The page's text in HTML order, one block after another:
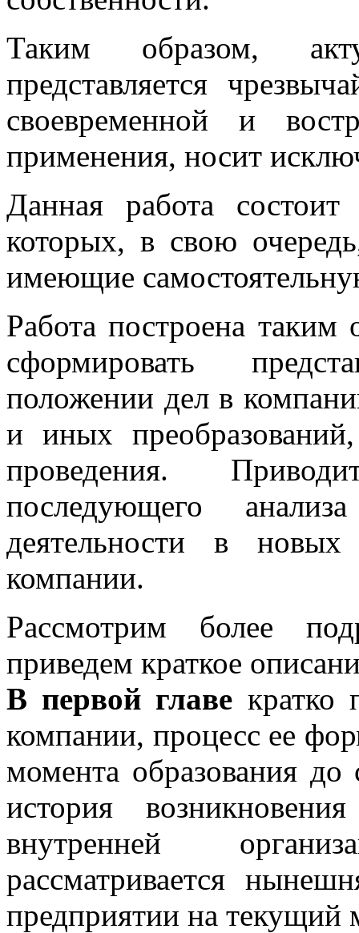
Таким образом,
представляется
своевременной и
применения, носит
Данная работа
которых, в свою
имеющие
Работа построена таким
сформировать
положении дел в
и иных
проведения.
последующего
деятельности в новых
компании.
Рассмотрим более
приведем краткое
В первой главе кратко
компании, процесс ее
момента образования до
история
внутренней
рассматривается
предприятии на текущий